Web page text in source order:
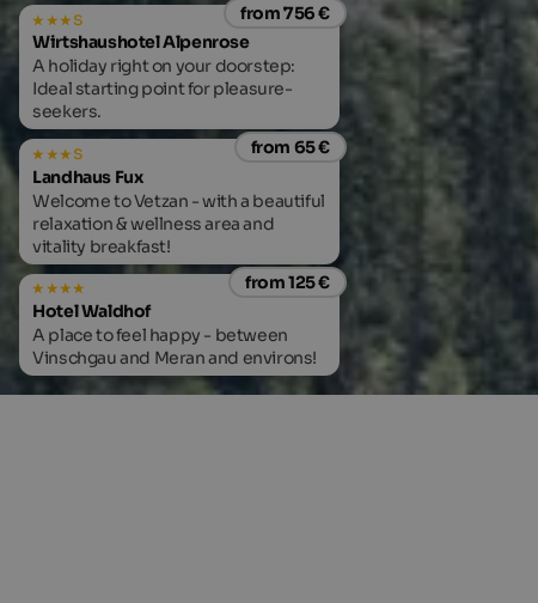
from 756 €
s
Wirtshaushotel Alpenrose
A holiday right on your doorstep:
Ideal starting point for pleasure-
seekers.
from 65 €
s
Landhaus Fux
Welcome to Vetzan - with a beautiful
relaxation & wellness area and
vitality breakfast!
from 125 €
Hotel Waldhof
A place to feel happy - between
Vinschgau and Meran and environs!